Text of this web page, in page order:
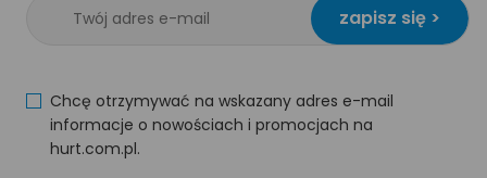
zapisz się >
Chcę otrzymywać na wskazany adres e-mail
informacje o nowościach i promocjach na
hurt.com.pl.